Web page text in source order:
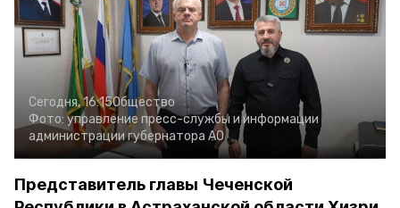
Сегодня, 16:15Общество
Фото: управление пресс-службы и информации
администрации губернатора АО
Представитель главы Чеченской